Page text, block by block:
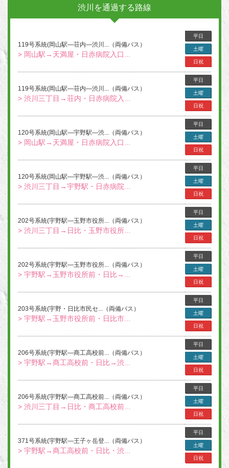
渋川を通過する路線
119号系統(岡山駅―荘内―渋川...（両備バス）
> 岡山駅→天満屋・日赤病院入口...
平日
土曜
日祝
119号系統(岡山駅―荘内―渋川...（両備バス）
> 渋川三丁目→荘内・日赤病院入...
平日
土曜
日祝
120号系統(岡山駅―宇野駅―渋...（両備バス）
> 岡山駅→天満屋・日赤病院入口...
平日
土曜
日祝
120号系統(岡山駅―宇野駅―渋...（両備バス）
> 渋川三丁目→宇野駅・日赤病院...
平日
土曜
日祝
202号系統(宇野駅―玉野市役所...（両備バス）
> 渋川三丁目→日比・玉野市役所...
平日
土曜
日祝
202号系統(宇野駅―玉野市役所...（両備バス）
> 宇野駅→玉野市役所前・日比→...
平日
土曜
日祝
203号系統(宇野・日比市民セ...（両備バス）
> 宇野駅→玉野市役所前・日比市...
平日
土曜
日祝
206号系統(宇野駅―商工高校前...（両備バス）
> 宇野駅→商工高校前・日比→渋...
平日
土曜
日祝
206号系統(宇野駅―商工高校前...（両備バス）
> 渋川三丁目→日比・商工高校前...
平日
土曜
日祝
371号系統(宇野駅―王子ヶ岳登...（両備バス）
> 宇野駅→商工高校前・日比・渋...
平日
土曜
日祝